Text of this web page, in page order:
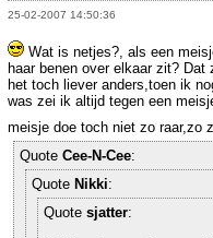
25-02-2007 14:50:36
Wat is netjes?, als een
haar benen over elkaar zit? Dat
het toch liever anders,toen ik
was zei ik altijd tegen een
meisje doe toch niet zo raar,zo
Quote Cee-N-Cee:
Quote Nikki:
Quote sjatter: